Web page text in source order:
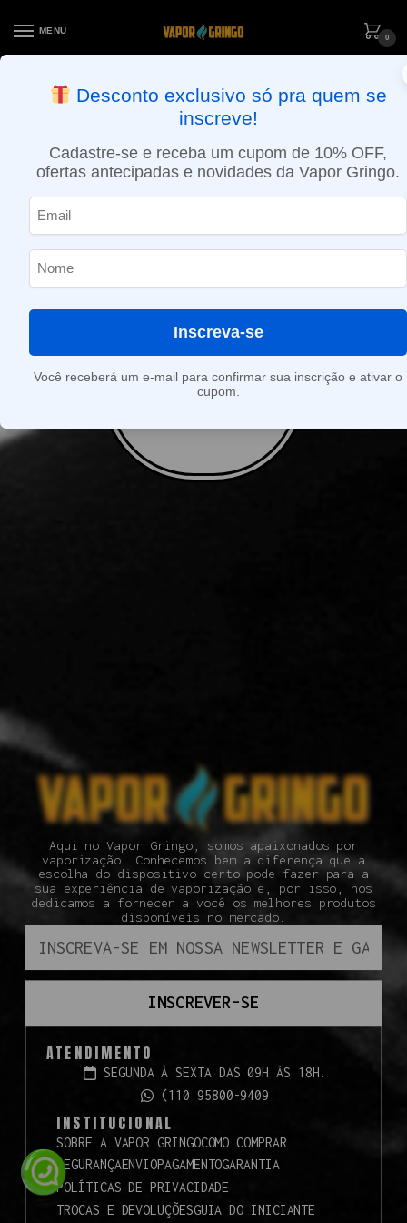
MENU
0
APROVADOS ATÉ 15:30 VIA MOTOBOY
Monster
Aqui no Vapor Gringo, somos apaixonados por
vaporização. Conhecemos bem a diferença que a
escolha do dispositivo certo pode fazer para a
sua experiência de vaporização e, por isso, nos
dedicamos a fornecer a você os melhores produtos
disponíveis no mercado.
INSCREVER-SE
ATENDIMENTO
SEGUNDA À SEXTA DAS 09H ÀS 18H.
(110 95800-9409
INSTITUCIONAL
SOBRE A VAPOR GRINGOCOMO COMPRAR
SEGURANÇAENVIOPAGAMENTOGARANTIA
POLÍTICAS DE PRIVACIDADE
TROCAS E DEVOLUÇÕESGUIA DO INICIANTE
Desconto exclusivo só pra quem se
inscreve!
Cadastre-se e receba um cupom de 10% OFF,
ofertas antecipadas e novidades da Vapor Gringo.
Inscreva-se
Você receberá um e-mail para confirmar sua inscrição e ativar o
cupom.